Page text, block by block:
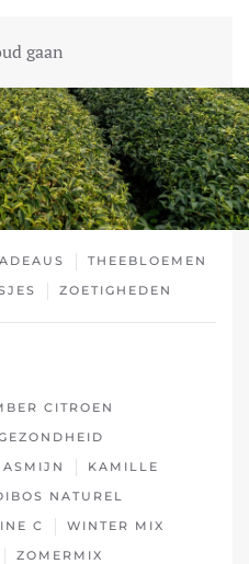
gaan
THEEBLOEMEN
ZOETIGHEDEN
CITROEN
KAMILLE
NATUREL
C
WINTER MIX
ZOMERMIX